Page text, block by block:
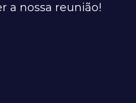
a nossa reunião!